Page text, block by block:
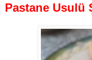
Pastane Usulü